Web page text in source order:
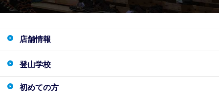
店舗情報
登山学校
初めての方